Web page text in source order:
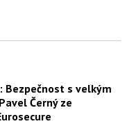
Bezpečnost s velkým
Černý ze